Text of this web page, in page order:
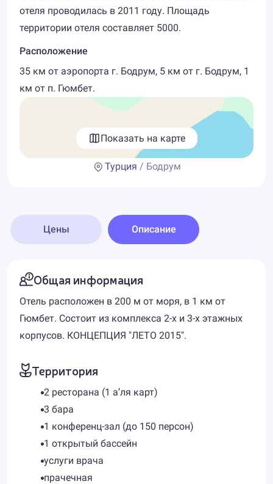
отеля проводилась в 2011 году. Площадь
территории отеля составляет 5000.
Расположение
35 км от аэропорта г. Бодрум, 5 км от г. Бодрум, 1
км от п. Гюмбет.
Показать на карте
Турция / Бодрум
Цены Описание
Общая информация
Отель расположен в 200 м от моря, в 1 км от
Гюмбет. Состоит из комплекса 2-х и 3-х этажных
корпусов. КОНЦЕПЦИЯ "ЛЕТО 2015".
Территория
2 ресторана (1 а’ля карт)
3 бара
1 конференц-зал (до 150 персон)
1 открытый бассейн
услуги врача
прачечная